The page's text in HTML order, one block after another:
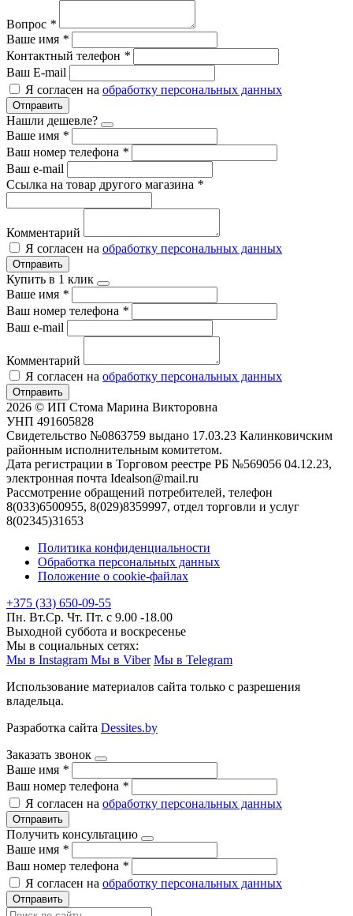
Вопрос *
Ваше имя *
Контактный телефон *
Ваш E-mail
Я согласен на обработку персональных данных
Отправить
Нашли дешевле?
Ваше имя *
Ваш номер телефона *
Ваш e-mail
Ссылка на товар другого магазина *
Комментарий
Я согласен на обработку персональных данных
Отправить
Купить в 1 клик
Ваше имя *
Ваш номер телефона *
Ваш e-mail
Комментарий
Я согласен на обработку персональных данных
Отправить
2026 © ИП Стома Марина Викторовна
УНП 491605828
Свидетельство №0863759 выдано 17.03.23 Калинковичским
районным исполнительным комитетом.
Дата регистрации в Торговом реестре РБ №569056 04.12.23,
электронная почта Idealson@mail.ru
Рассмотрение обращений потребителей, телефон
8(033)6500955, 8(029)8359997, отдел торговли и услуг
8(02345)31653
Политика конфиденциальности
Обработка персональных данных
Положение о cookie-файлах
+375 (33) 650-09-55
Пн. Вт.Ср. Чт. Пт. с 9.00 -18.00
Выходной суббота и воскресенье
Мы в социальных сетях:
Мы в Instagram Мы в Viber Мы в Telegram
Использование материалов сайта только с разрешения
владельца.
Разработка сайта Dessites.by
Заказать звонок
Ваше имя *
Ваш номер телефона *
Я согласен на обработку персональных данных
Отправить
Получить консультацию
Ваше имя *
Ваш номер телефона *
Я согласен на обработку персональных данных
Отправить